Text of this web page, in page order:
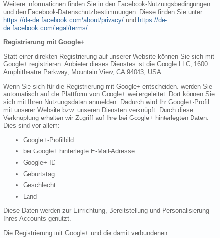
Weitere Informationen finden Sie in den Facebook-Nutzungsbedingungen
und den Facebook-Datenschutzbestimmungen. Diese finden Sie unter:
https://de-de.facebook.com/about/privacy/ und https://de-
de.facebook.com/legal/terms/.
Registrierung mit Google+
Statt einer direkten Registrierung auf unserer Website können Sie sich mit
Google+ registrieren. Anbieter dieses Dienstes ist die Google LLC, 1600
Amphitheatre Parkway, Mountain View, CA 94043, USA.
Wenn Sie sich für die Registrierung mit Google+ entscheiden, werden Sie
automatisch auf die Plattform von Google+ weitergeleitet. Dort können Sie
sich mit Ihren Nutzungsdaten anmelden. Dadurch wird Ihr Google+-Profil
mit unserer Website bzw. unseren Diensten verknüpft. Durch diese
Verknüpfung erhalten wir Zugriff auf Ihre bei Google+ hinterlegten Daten.
Dies sind vor allem:
Google+-Profilbild
bei Google+ hinterlegte E-Mail-Adresse
Google+-ID
Geburtstag
Geschlecht
Land
Diese Daten werden zur Einrichtung, Bereitstellung und Personalisierung
Ihres Accounts genutzt.
Die Registrierung mit Google+ und die damit verbundenen